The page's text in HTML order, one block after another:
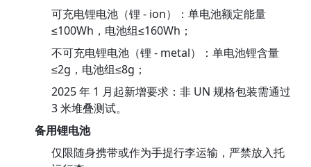
可充电锂电池（锂 - ion）：单电池额定能量
≤100Wh，电池组≤160Wh；
不可充电锂电池（锂 - metal）：单电池锂含量
≤2g，电池组≤8g；
2025 年 1 月起新增要求：非 UN 规格包装需通过
3 米堆叠测试。
备用锂电池
仅限随身携带或作为手提行李运输，严禁放入托